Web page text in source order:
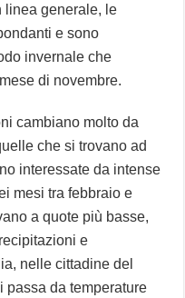
linea generale, le
e sono
invernale che
di novembre.
cambiano molto da
che si trovano ad
interessate da intense
mesi tra febbraio e
a quote più basse,
e
nelle cittadine del
passa da temperature